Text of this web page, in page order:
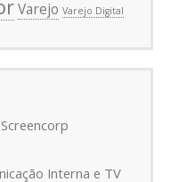
Varejo Varejo Digital
Interna e TV